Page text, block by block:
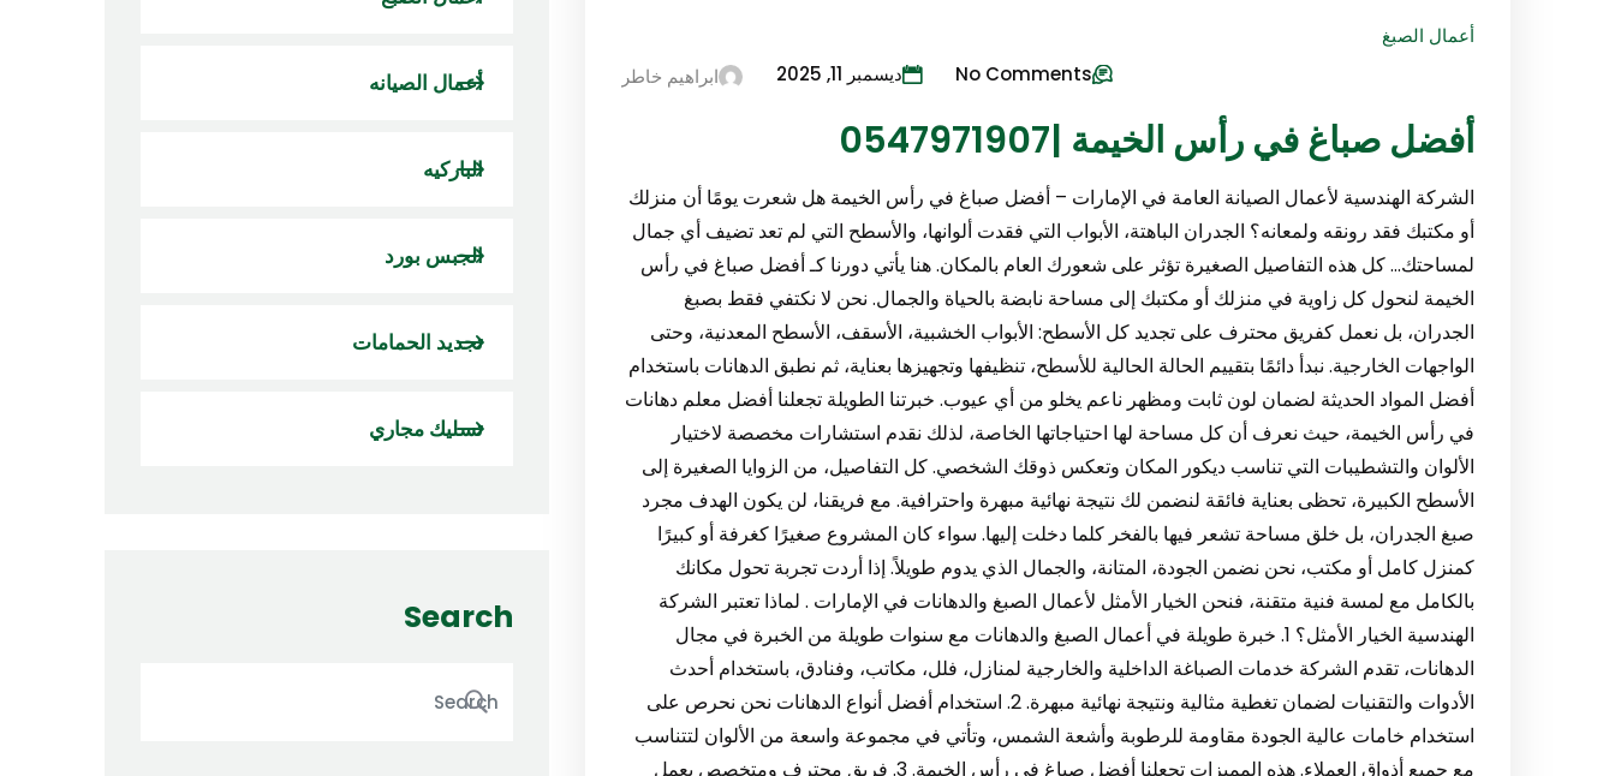
أعمال الصبغ
ابراهيم خاطر
ديسمبر 11, 2025 No Comments
أفضل صباغ في رأس الخيمة |0547971907
الشركة الهندسية لأعمال الصيانة العامة في الإمارات – أفضل صباغ في رأس الخيمة هل شعرت يومًا أن منزلك
أو مكتبك فقد رونقه ولمعانه؟ الجدران الباهتة، الأبواب التي فقدت ألوانها، والأسطح التي لم تعد تضيف أي جمال
لمساحتك… كل هذه التفاصيل الصغيرة تؤثر على شعورك العام بالمكان. هنا يأتي دورنا كـ أفضل صباغ في رأس
الخيمة لنحول كل زاوية في منزلك أو مكتبك إلى مساحة نابضة بالحياة والجمال. نحن لا نكتفي فقط بصبغ
الجدران، بل نعمل كفريق محترف على تجديد كل الأسطح: الأبواب الخشبية، الأسقف، الأسطح المعدنية، وحتى
الواجهات الخارجية. نبدأ دائمًا بتقييم الحالة الحالية للأسطح، تنظيفها وتجهيزها بعناية، ثم نطبق الدهانات باستخدام
أفضل المواد الحديثة لضمان لون ثابت ومظهر ناعم يخلو من أي عيوب. خبرتنا الطويلة تجعلنا أفضل معلم دهانات
في رأس الخيمة، حيث نعرف أن كل مساحة لها احتياجاتها الخاصة، لذلك نقدم استشارات مخصصة لاختيار
الألوان والتشطيبات التي تناسب ديكور المكان وتعكس ذوقك الشخصي. كل التفاصيل، من الزوايا الصغيرة إلى
الأسطح الكبيرة، تحظى بعناية فائقة لنضمن لك نتيجة نهائية مبهرة واحترافية. مع فريقنا، لن يكون الهدف مجرد
صبغ الجدران، بل خلق مساحة تشعر فيها بالفخر كلما دخلت إليها. سواء كان المشروع صغيرًا كغرفة أو كبيرًا
كمنزل كامل أو مكتب، نحن نضمن الجودة، المتانة، والجمال الذي يدوم طويلاً. إذا أردت تجربة تحول مكانك
بالكامل مع لمسة فنية متقنة، فنحن الخيار الأمثل لأعمال الصبغ والدهانات في الإمارات . لماذا تعتبر الشركة
الهندسية الخيار الأمثل؟ 1. خبرة طويلة في أعمال الصبغ والدهانات مع سنوات طويلة من الخبرة في مجال
الدهانات، تقدم الشركة خدمات الصباغة الداخلية والخارجية لمنازل، فلل، مكاتب، وفنادق، باستخدام أحدث
الأدوات والتقنيات لضمان تغطية مثالية ونتيجة نهائية مبهرة. 2. استخدام أفضل أنواع الدهانات نحن نحرص على
استخدام خامات عالية الجودة مقاومة للرطوبة وأشعة الشمس، وتأتي في مجموعة واسعة من الألوان لتتناسب
مع جميع أذواق العملاء. هذه المميزات تجعلنا أفضل صباغ في رأس الخيمة. 3. فريق محترف ومتخصص يعمل
أعمال الصيانه
الباركيه
الجبس بورد
تجديد الحمامات
تسليك مجاري
Search